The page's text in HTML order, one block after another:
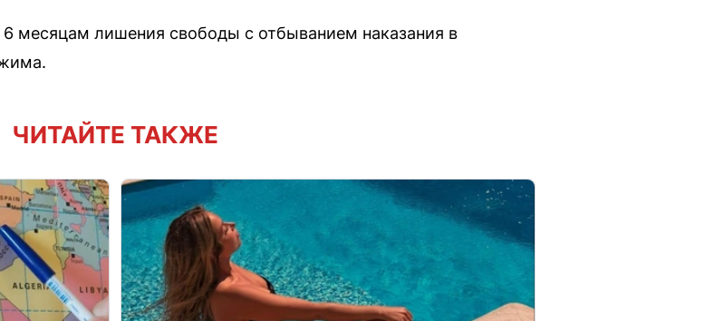
6 месяцам лишения свободы с отбыванием наказания в
ЧИТАЙТЕ ТАКЖЕ